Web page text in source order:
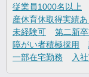
従業員1000名以上
産休育休取得実績あ
未経験可
第二新
障がい者積極採用
一部在宅勤務
入